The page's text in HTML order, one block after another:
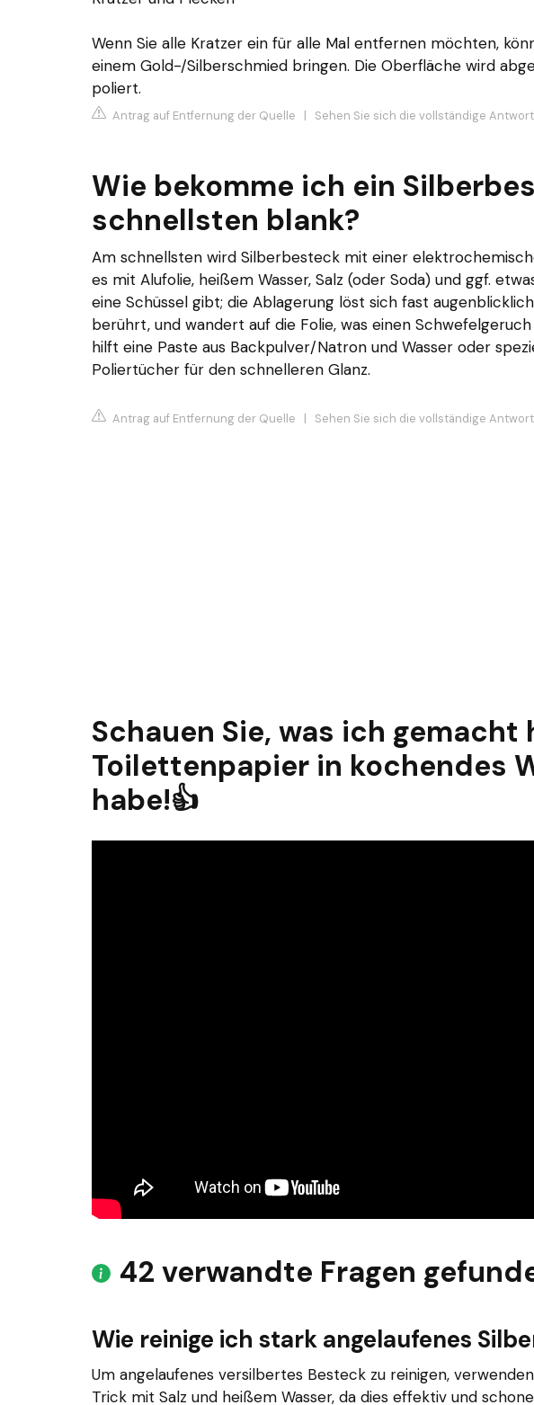
Wenn Sie alle Kratzer ein für alle Mal entfernen möchten,
einem Gold-/Silberschmied bringen. Die Oberfläche wird
poliert.
Antrag auf Entfernung der Quelle | Sehen Sie sich die vollständige
Wie bekomme ich ein
schnellsten blank?
Am schnellsten wird Silberbesteck mit einer
es mit Alufolie, heißem Wasser, Salz (oder Soda) und ggf.
eine Schüssel gibt; die Ablagerung löst sich fast
berührt, und wandert auf die Folie, was einen
hilft eine Paste aus Backpulver/Natron und Wasser oder
Poliertücher für den schnelleren Glanz.
Antrag auf Entfernung der Quelle | Sehen Sie sich die vollständige
Schauen Sie, was ich gemacht
Toilettenpapier in kochendes
habe!👍
42 verwandte Fragen
Wie reinige ich stark angelaufenes
Um angelaufenes versilbertes Besteck zu reinigen,
Trick mit Salz und heißem Wasser, da dies effektiv und